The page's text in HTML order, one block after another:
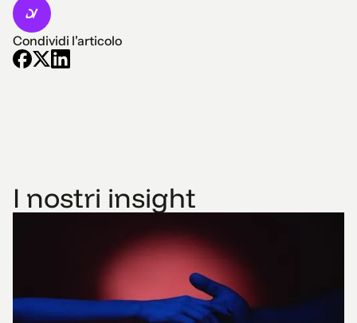
Condividi l'articolo
I nostri insight